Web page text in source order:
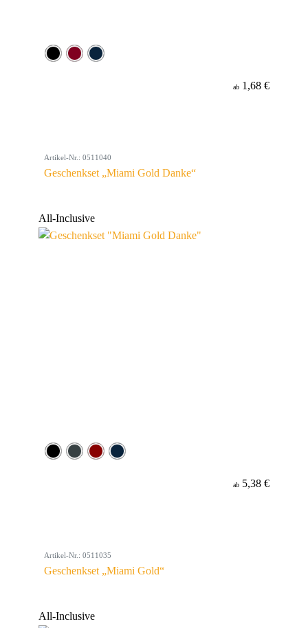
ab 1,68 €
Artikel-Nr.: 0511040
Geschenkset „Miami Gold Danke“
All-Inclusive
ab 5,38 €
Artikel-Nr.: 0511035
Geschenkset „Miami Gold“
All-Inclusive